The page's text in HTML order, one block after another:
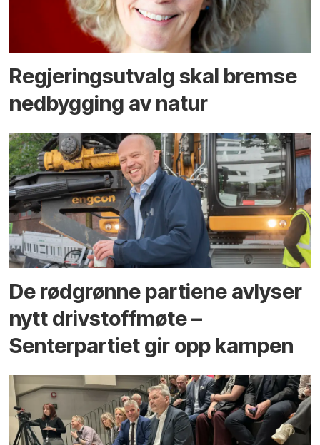
Regjerings­utvalg skal bremse
ned­bygging av natur
De rødgrønne partiene avlyser
nytt drivstoffmøte –
Senterpartiet gir opp kampen